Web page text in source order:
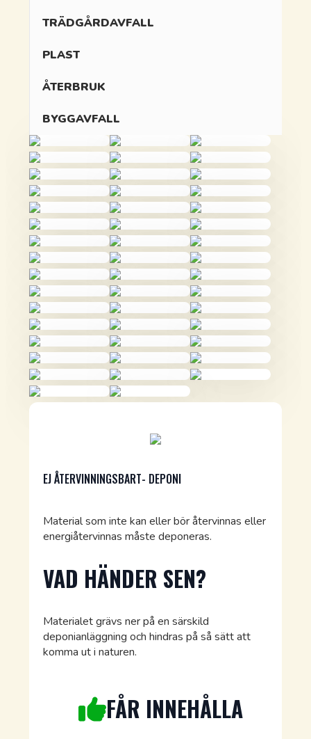
TRÄDGÅRDAVFALL
PLAST
ÅTERBRUK
BYGGAVFALL
EJ ÅTERVINNINGSBART- DEPONI
Material som inte kan eller bör återvinnas eller
energiåtervinnas måste deponeras.
VAD HÄNDER SEN?
Materialet grävs ner på en särskild
deponianläggning och hindras på så sätt att
komma ut i naturen.
FÅR INNEHÅLLA